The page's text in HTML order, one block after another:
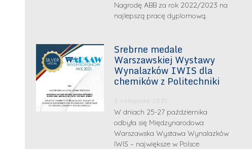
Nagrodę ABB za rok 2022/2023 na
najlepszą pracę dyplomową.
Srebrne medale
Warszawskiej Wystawy
Wynalazków IWIS dla
chemików z Politechniki
5 listopada 2021
W dniach 25-27 października
odbyła się Międzynarodowa
Warszawska Wystawa Wynalazków
IWIS – największe w Polsce